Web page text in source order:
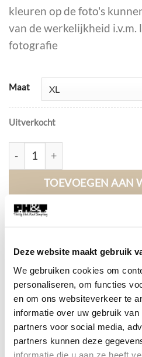
Deze website maakt gebruik
We gebruiken cookies om
personaliseren, om functies
en om ons websiteverkeer te
informatie over uw gebruik
partners voor social media,
partners kunnen deze
informatie die u aan ze heeft
kleuren op de foto's
van de werkelijkheid
fotografie
Maat
Uitverkocht
FA-897 Salopette Denim Short.
TOEVOEGEN AAN
Artikelnummer:FA-897
Tags:
boho salopette , denim ibiza
overall
salopette salopette short